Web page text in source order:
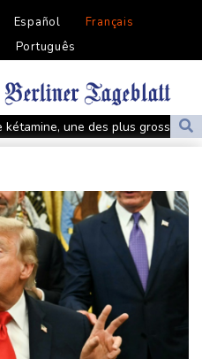
Español
Français
Português
une des plus grosses
selon la police
de chaleur absolu à 36,9°C
morts en Ukraine et en
pour les scientifiques
le tabou de la dissuasion